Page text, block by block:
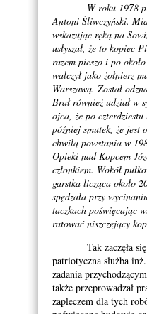
W roku 1978
Antoni Śliwczyński.
wskazując ręką na
usłyszał, że to kopiec
razem pieszo i po
walczył jako żołnierz
Warszawą. Został
Brał również udział w
ojca, że po
później smutek, że jest
chwilą powstania w
Opieki nad Kopcem
członkiem. Wokół
garstka licząca około
spędzała przy
taczkach poświęcając
ratować niszczejący
Tak zaczęła się
patriotyczna służba
zadania
także przeprowadzał
zapleczem dla tych